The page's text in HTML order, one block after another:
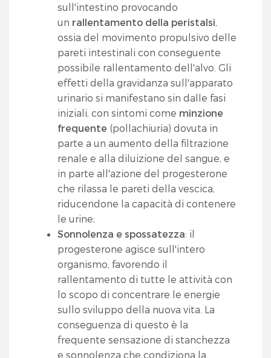
sull'intestino provocando
un rallentamento della peristalsi,
ossia del movimento propulsivo delle
pareti intestinali con conseguente
possibile rallentamento dell'alvo. Gli
effetti della gravidanza sull'apparato
urinario si manifestano sin dalle fasi
iniziali, con sintomi come minzione
frequente (pollachiuria) dovuta in
parte a un aumento della filtrazione
renale e alla diluizione del sangue, e
in parte all'azione del progesterone
che rilassa le pareti della vescica,
riducendone la capacità di contenere
le urine;
Sonnolenza e spossatezza: il
progesterone agisce sull'intero
organismo, favorendo il
rallentamento di tutte le attività con
lo scopo di concentrare le energie
sullo sviluppo della nuova vita. La
conseguenza di questo è la
frequente sensazione di stanchezza
e sonnolenza che condiziona la